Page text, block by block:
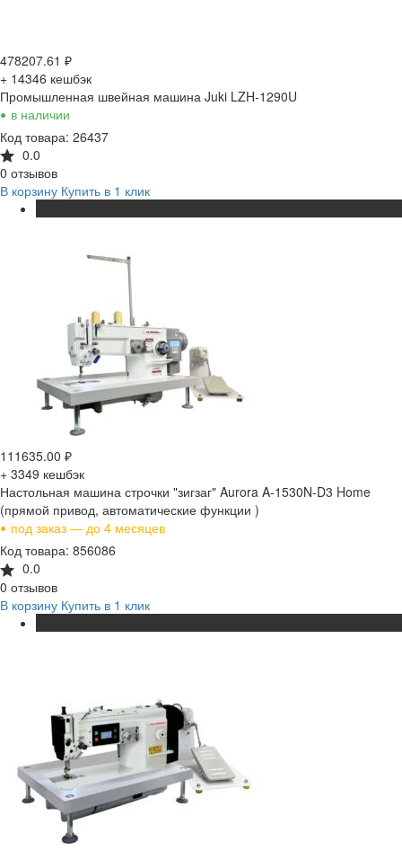
478207.61 ₽
+ 14346 кешбэк
Промышленная швейная машина Juki LZH-1290U
• в наличии
Код товара: 26437
0.0
0 отзывов
В корзину Купить в 1 клик
111635.00 ₽
+ 3349 кешбэк
Настольная машина строчки "зигзаг" Aurora A-1530N-D3 Home
(прямой привод, автоматические функции )
• под заказ — до 4 месяцев
Код товара: 856086
0.0
0 отзывов
В корзину Купить в 1 клик